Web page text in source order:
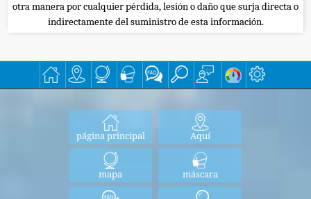
otra manera por cualquier pérdida, lesión o daño que surja directa o
indirectamente del suministro de esta información.
página principal Aquí
mapa máscara